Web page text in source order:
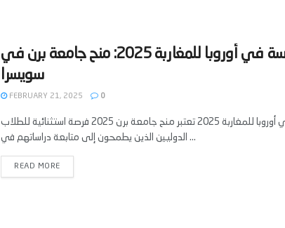
‫الدراسة في أوروبا للمغاربة 2025: منح جامعة برن في
FEBRUARY 21, 2025 0
الدراسة في أوروبا للمغاربة 2025 تعتبر منح جامعة برن 2025 فرصة استثنائية للطلاب
الدوليين الذين يطمحون إلى متابعة دراساتهم في ...
READ MORE